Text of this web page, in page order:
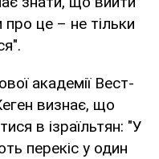
це – не тільки
академії Вест-
визнає, що
в ізраїльтян: "У
перекіс у один